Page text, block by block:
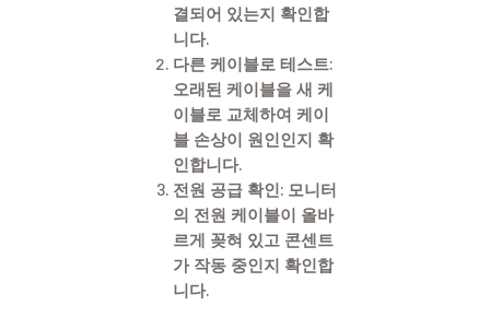
결되어 있는지 확인합
니다.
다른 케이블로 테스트:
오래된 케이블을 새 케
이블로 교체하여 케이
블 손상이 원인인지 확
인합니다.
전원 공급 확인: 모니터
의 전원 케이블이 올바
르게 꽂혀 있고 콘센트
가 작동 중인지 확인합
니다.